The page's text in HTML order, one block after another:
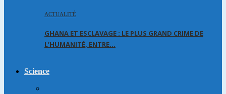
ACTUALITÉ
GHANA ET ESCLAVAGE : LE PLUS GRAND CRIME DE
L’HUMANITÉ, ENTRE…
Science